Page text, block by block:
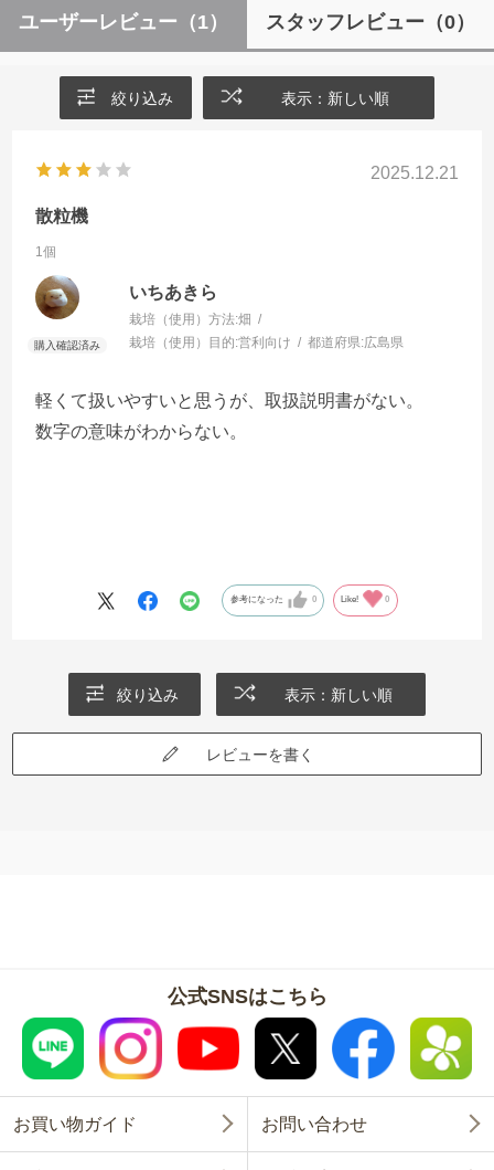
ユーザーレビュー （1） スタッフレビュー （0）
絞り込み 表示：新しい順
2025.12.21
散粒機
1個
いちあきら
栽培（使用）方法:畑
栽培（使用）目的:営利向け 都道府県:広島県
軽くて扱いやすいと思うが、取扱説明書がない。
数字の意味がわからない。
参考になった 0 Like! 0
絞り込み 表示：新しい順
レビューを書く
公式SNSはこちら
お買い物ガイド お問い合わせ